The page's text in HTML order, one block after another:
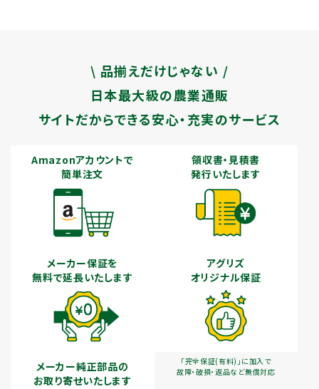
\ 品揃えだけじゃない /
日本最大級の農業通販
サイトだからできる安心・充実のサービス
Amazonアカウントで
簡単注文
領収書・見積書
発行いたします
メーカー保証を
無料で延長いたします
アグリズ
オリジナル保証
「完全保証(有料)」に加入で
故障・破損・返品など無償対応
メーカー純正部品の
お取り寄せいたします